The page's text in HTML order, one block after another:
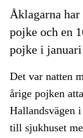
Åklagarna
pojke och en
pojke i
Det var natten
årige pojken
Hallandsvägen
till sjukhuset